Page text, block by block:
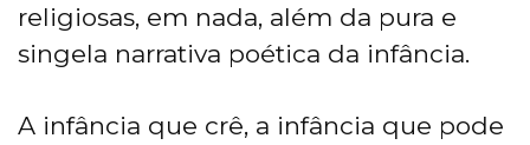
religiosas, em nada, além da pura e
singela narrativa poética da infância.
A infância que crê, a infância que pode